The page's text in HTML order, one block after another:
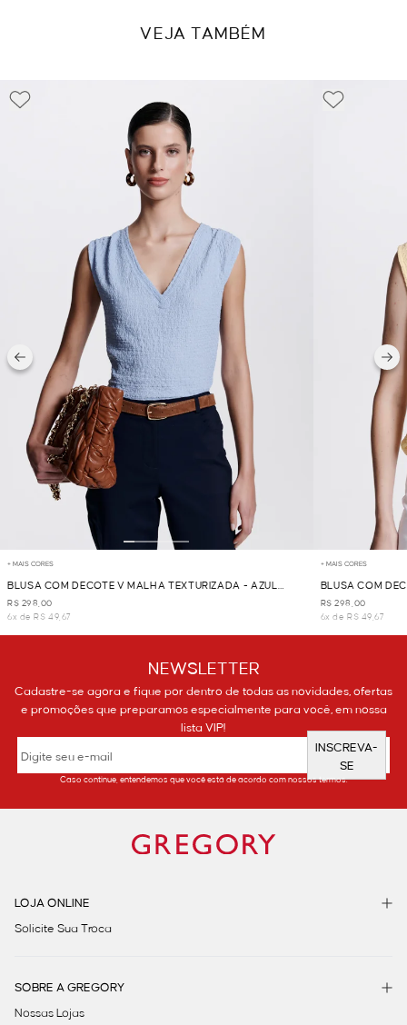
VEJA TAMBÉM
+ MAIS CORES
BLUSA COM DECOTE V MALHA TEXTURIZADA - AZUL
CLARO
R$ 298,00
6x de R$ 49,67
+ MAIS CORES
BLUSA COM
R$ 298,00
6x de R$ 49,67
NEWSLETTER
Cadastre-se agora e fique por dentro de todas as novidades, ofertas
e promoções que preparamos especialmente para você, em nossa
lista VIP!
INSCREVA-
SE
Caso continue, entendemos que você está de acordo com nossos termos.
LOJA ONLINE
Solicite Sua Troca
SOBRE A GREGORY
Nossas Lojas